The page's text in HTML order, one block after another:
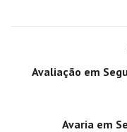
Avaliação em
Avaria em